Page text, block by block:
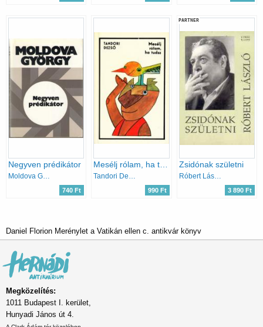
Negyven prédikátor
Moldova György
740 Ft
Tandori Dezső
990 Ft
PARTNER
Zsidónak születni
Róbert László
3 890 Ft
Daniel Florion Merénylet a Vatikán ellen c. antikvár könyv
Megközelítés:
1011 Budapest I. kerület,
Hunyadi János út 4.